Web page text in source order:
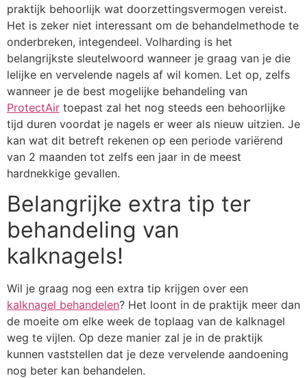
praktijk behoorlijk wat doorzettingsvermogen vereist.
Het is zeker niet interessant om de behandelmethode te
onderbreken, integendeel. Volharding is het
belangrijkste sleutelwoord wanneer je graag van je die
lelijke en vervelende nagels af wil komen. Let op, zelfs
wanneer je de best mogelijke behandeling van
ProtectAir toepast zal het nog steeds een behoorlijke
tijd duren voordat je nagels er weer als nieuw uitzien. Je
kan wat dit betreft rekenen op een periode variërend
van 2 maanden tot zelfs een jaar in de meest
hardnekkige gevallen.
Belangrijke extra tip ter
behandeling van
kalknagels!
Wil je graag nog een extra tip krijgen over een
kalknagel behandelen? Het loont in de praktijk meer dan
de moeite om elke week de toplaag van de kalknagel
weg te vijlen. Op deze manier zal je in de praktijk
kunnen vaststellen dat je deze vervelende aandoening
nog beter kan behandelen.